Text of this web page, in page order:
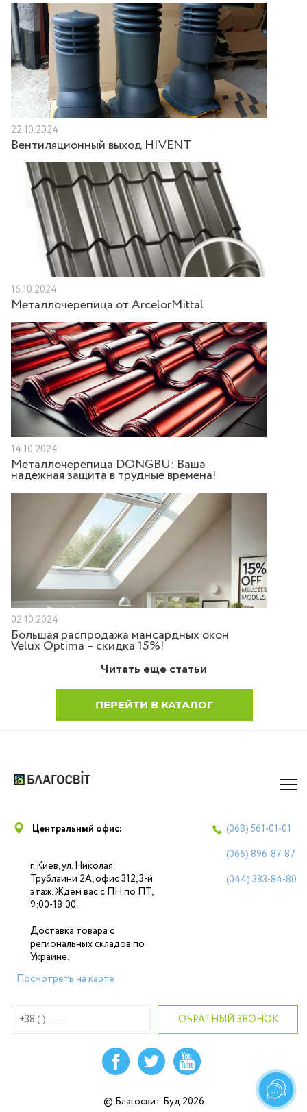
22.10.2024
Вентиляционный выход HIVENT
16.10.2024
Металлочерепица от ArcelorMittal
14.10.2024
Металлочерепица DONGBU: Ваша
надежная защита в трудные времена!
02.10.2024
Большая распродажа мансардных окон
Velux Optima – скидка 15%!
Читать еще статьи
ПЕРЕЙТИ В КАТАЛОГ
Центральный офис:
г. Киев, ул. Николая
Трублаини 2А, офис 312, 3-й
этаж. Ждем вас с ПН по ПТ,
9:00-18:00.
Доставка товара с
региональных складов по
Украине.
Посмотреть на карте
(068) 561-01-01
(066) 896-87-87
(044) 383-84-80
© Благосвит Буд 2026